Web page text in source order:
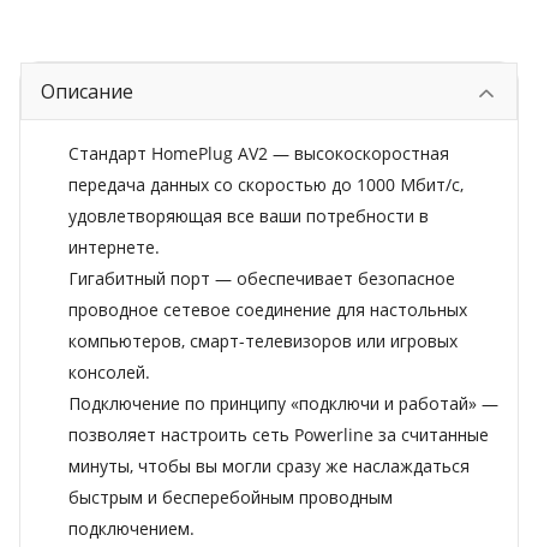
Описание
Стандарт HomePlug AV2 — высокоскоростная
передача данных со скоростью до 1000 Мбит/с,
удовлетворяющая все ваши потребности в
интернете.
Гигабитный порт — обеспечивает безопасное
проводное сетевое соединение для настольных
компьютеров, смарт-телевизоров или игровых
консолей.
Подключение по принципу «подключи и работай» —
позволяет настроить сеть Powerline за считанные
минуты, чтобы вы могли сразу же наслаждаться
быстрым и бесперебойным проводным
подключением.